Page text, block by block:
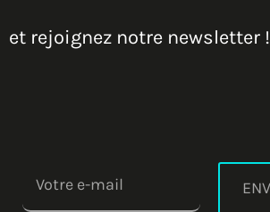
et rejoignez notre newsletter !